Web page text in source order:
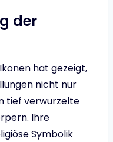
der
hat gezeigt,
nicht nur
tief verwurzelte
Ihre
Symbolik